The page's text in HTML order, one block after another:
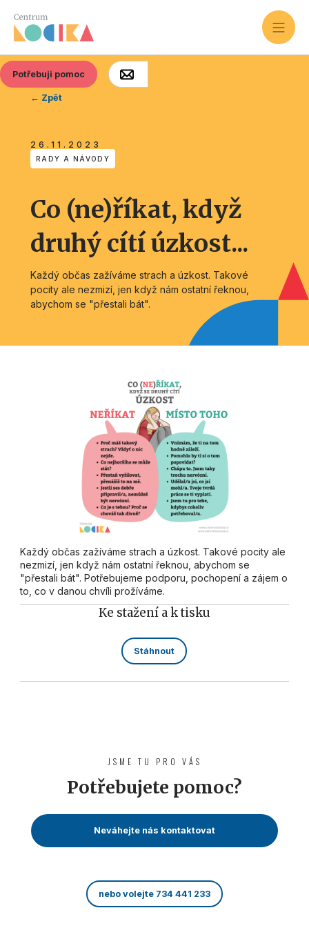
Potřebuji pomoc
← Zpět
26.11.2023
RADY A NÁVODY
Co (ne)říkat, když
druhý cítí úzkost...
Každý občas zažíváme strach a úzkost. Takové
pocity ale nezmizí, jen když nám ostatní řeknou,
abychom se "přestali bát".
Každý občas zažíváme strach a úzkost. Takové pocity ale
nezmizí, jen když nám ostatní řeknou, abychom se
"přestali bát". Potřebujeme podporu, pochopení a zájem o
to, co v danou chvíli prožíváme.
Ke stažení a k tisku
Stáhnout
JSME TU PRO VÁS
Potřebujete pomoc?
Neváhejte nás kontaktovat
nebo volejte 734 441 233